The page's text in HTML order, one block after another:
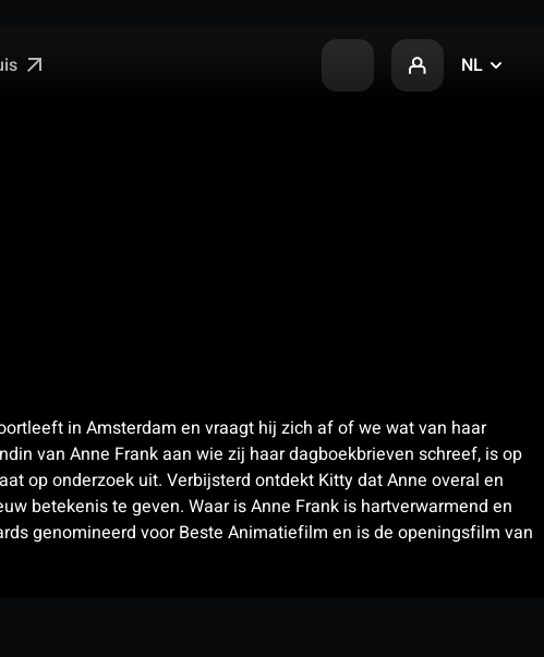
NL
in Amsterdam en vraagt hij zich af of we wat van haar
van Anne Frank aan wie zij haar dagboekbrieven schreef, is op
op onderzoek uit. Verbijsterd ontdekt Kitty dat Anne overal en
betekenis te geven. Waar is Anne Frank is hartverwarmend en
genomineerd voor Beste Animatiefilm en is de openingsfilm van